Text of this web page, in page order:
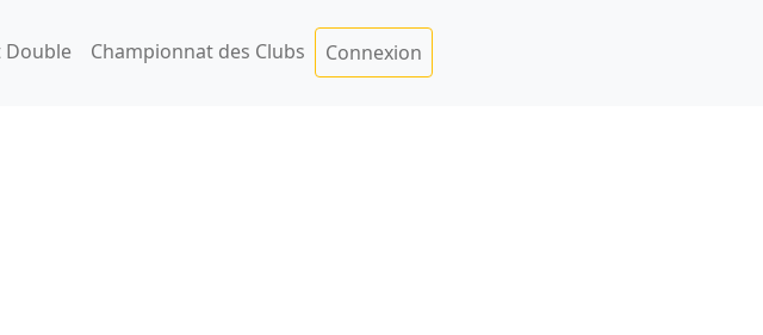
Double Championnat des Clubs Connexion